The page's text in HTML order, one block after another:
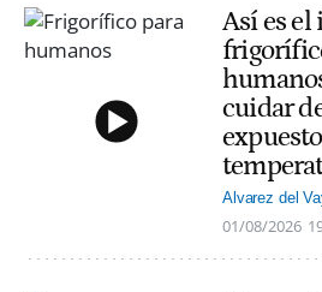
Así es
cuidar
Alvarez del
01/08/2026